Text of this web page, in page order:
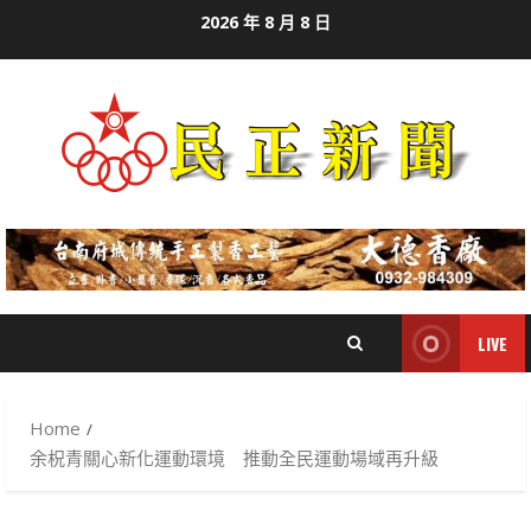
2026 年 8 月 8 日
LIVE
Home
余柷青關心新化運動環境 推動全民運動場域再升級